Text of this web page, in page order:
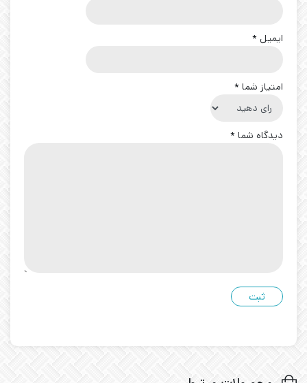
ایمیل *
امتیاز شما *
دیدگاه شما *